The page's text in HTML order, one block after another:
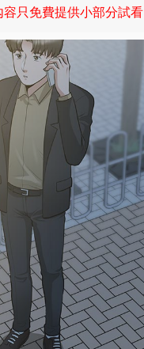
容只免費提供小部分試看